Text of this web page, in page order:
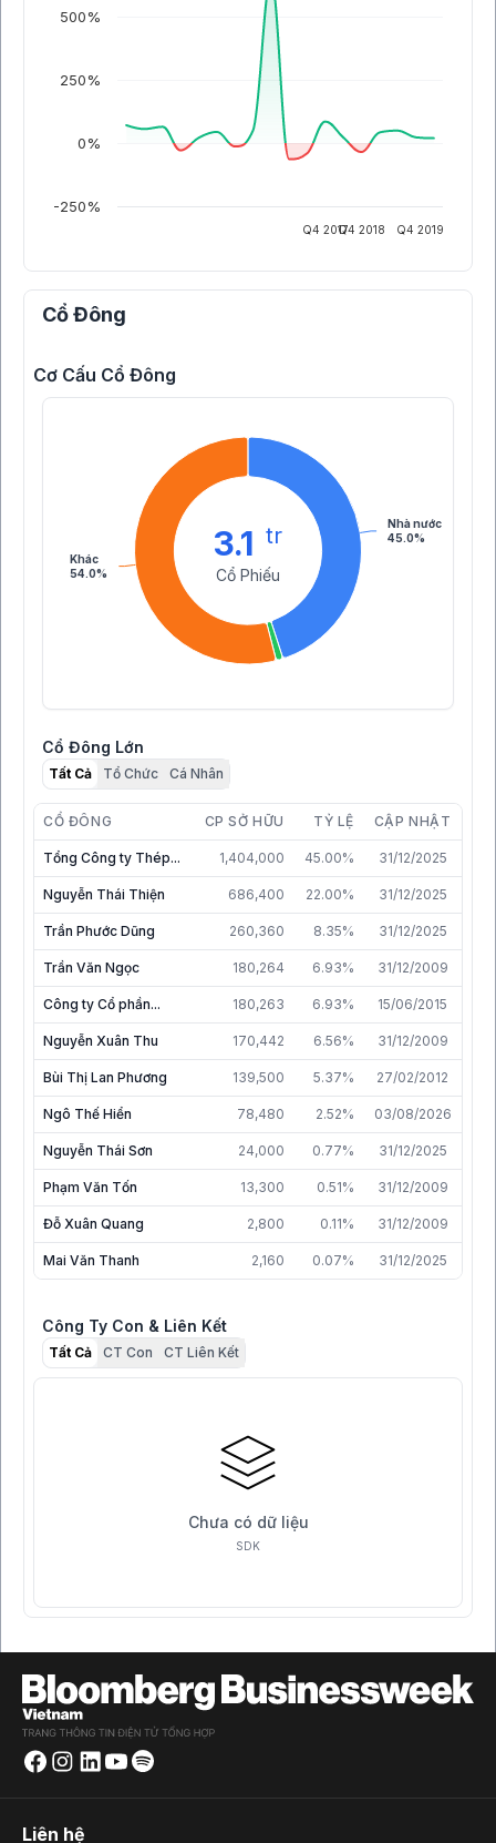
Q4 2017Q4 2018 Q4 2019
-250%
0%
250%
500%
Cổ Đông
Cơ Cấu Cổ Đông
Nhà nước
45.0%
Khác
54.0%
3.1 tr
Cổ Phiếu
Cổ Đông Lớn
Tất Cả Tổ Chức Cá Nhân
CỔ ĐÔNG CP SỞ HỮU TỶ LỆ CẬP NHẬT
Tổng Công ty Thép... 1,404,000 45.00% 31/12/2025
Nguyễn Thái Thiện 686,400 22.00% 31/12/2025
Trần Phước Dũng 260,360 8.35% 31/12/2025
Trần Văn Ngọc 180,264 6.93% 31/12/2009
Công ty Cổ phần... 180,263 6.93% 15/06/2015
Nguyễn Xuân Thu 170,442 6.56% 31/12/2009
Bùi Thị Lan Phương 139,500 5.37% 27/02/2012
Ngô Thế Hiển 78,480 2.52% 03/08/2026
Nguyễn Thái Sơn 24,000 0.77% 31/12/2025
Phạm Văn Tốn 13,300 0.51% 31/12/2009
Đỗ Xuân Quang 2,800 0.11% 31/12/2009
Mai Văn Thanh 2,160 0.07% 31/12/2025
Công Ty Con & Liên Kết
Tất Cả CT Con CT Liên Kết
Chưa có dữ liệu
SDK
Liên hệ